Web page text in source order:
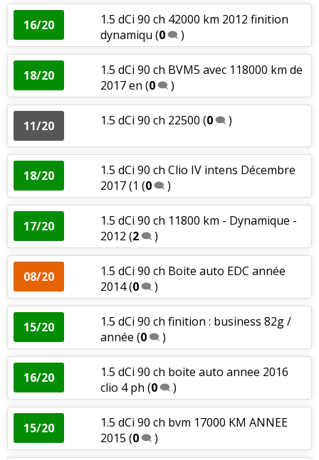
16/20
1.5 dCi 90 ch 42000 km 2012 finition
dynamiqu (0 )
18/20
1.5 dCi 90 ch BVM5 avec 118000 km de
2017 en (0 )
11/20 1.5 dCi 90 ch 22500 (0 )
18/20
1.5 dCi 90 ch Clio IV intens Décembre
2017 (1 (0 )
17/20
1.5 dCi 90 ch 11800 km - Dynamique -
2012 (2 )
08/20
1.5 dCi 90 ch Boite auto EDC année
2014(0 )
15/20
1.5 dCi 90 ch finition : business 82g /
année (0 )
16/20
1.5 dCi 90 ch boite auto annee 2016
clio 4 ph (0 )
15/20
1.5 dCi 90 ch bvm 17000 KM ANNEE
2015 (0 )